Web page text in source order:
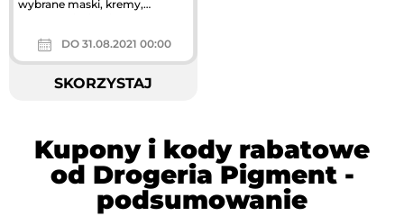
wybrane maski, kremy,
DO 31.08.2021 00:00
SKORZYSTAJ
Kupony i kody rabatowe
od Drogeria Pigment -
podsumowanie